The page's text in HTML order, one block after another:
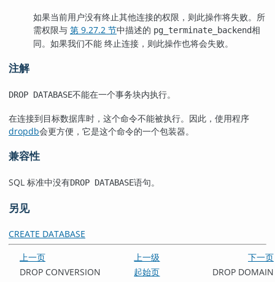
如果当前用户没有终止其他连接的权限，则此操作将失败。所
需权限与 第 9.27.2 节中描述的 pg_terminate_backend相
同。如果我们不能 终止连接，则此操作也将会失败。
注解
DROP DATABASE不能在一个事务块内执行。
在连接到目标数据库时，这个命令不能被执行。因此，使用程序
dropdb会更方便，它是这个命令的一个包装器。
兼容性
SQL 标准中没有DROP DATABASE语句。
另见
CREATE DATABASE
上一页
上一级
下一页
DROP CONVERSION
起始页 DROP DOMAIN